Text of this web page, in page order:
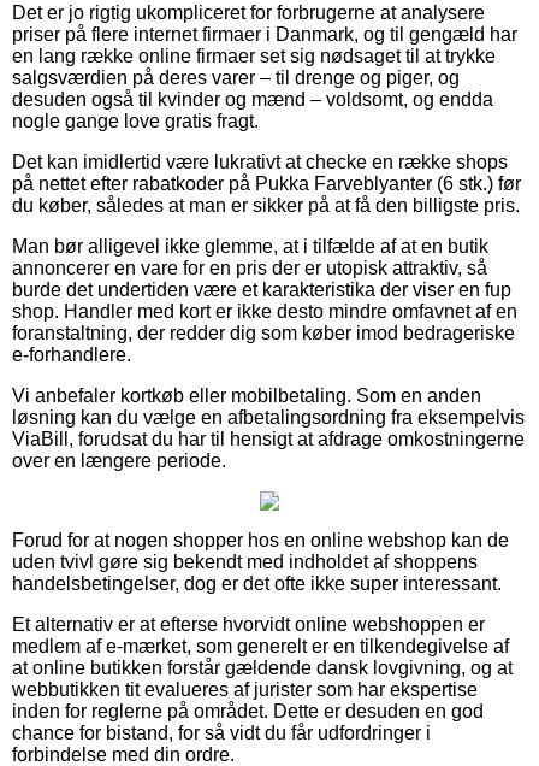
Det er jo rigtig ukompliceret for forbrugerne at analysere
priser på flere internet firmaer i Danmark, og til gengæld har
en lang række online firmaer set sig nødsaget til at trykke
salgsværdien på deres varer – til drenge og piger, og
desuden også til kvinder og mænd – voldsomt, og endda
nogle gange love gratis fragt.
Det kan imidlertid være lukrativt at checke en række shops
på nettet efter rabatkoder på Pukka Farveblyanter (6 stk.) før
du køber, således at man er sikker på at få den billigste pris.
Man bør alligevel ikke glemme, at i tilfælde af at en butik
annoncerer en vare for en pris der er utopisk attraktiv, så
burde det undertiden være et karakteristika der viser en fup
shop. Handler med kort er ikke desto mindre omfavnet af en
foranstaltning, der redder dig som køber imod bedrageriske
e-forhandlere.
Vi anbefaler kortkøb eller mobilbetaling. Som en anden
løsning kan du vælge en afbetalingsordning fra eksempelvis
ViaBill, forudsat du har til hensigt at afdrage omkostningerne
over en længere periode.
Forud for at nogen shopper hos en online webshop kan de
uden tvivl gøre sig bekendt med indholdet af shoppens
handelsbetingelser, dog er det ofte ikke super interessant.
Et alternativ er at efterse hvorvidt online webshoppen er
medlem af e-mærket, som generelt er en tilkendegivelse af
at online butikken forstår gældende dansk lovgivning, og at
webbutikken tit evalueres af jurister som har ekspertise
inden for reglerne på området. Dette er desuden en god
chance for bistand, for så vidt du får udfordringer i
forbindelse med din ordre.